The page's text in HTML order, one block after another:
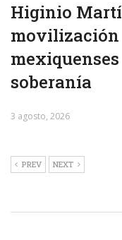
Higinio
movilización
soberanía
3 agosto, 2026
PREV NEXT